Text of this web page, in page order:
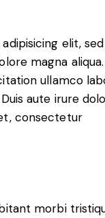
elit,
magna
ullamco
aute irure
consectetur
morbi